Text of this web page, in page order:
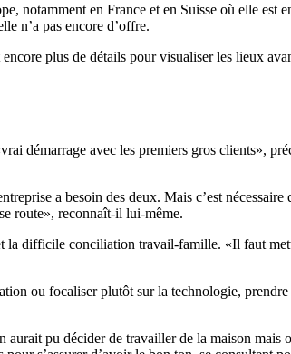
notamment en France et en Suisse où elle est
n’a pas encore d’offre.
plus de détails pour visualiser les lieux
démarrage avec les premiers gros clients»,
a besoin des deux. Mais c’est nécessaire
route», reconnaît-il lui-même.
la difficile conciliation travail-famille. «Il faut
ou focaliser plutôt sur la technologie,
pu décider de travailler de la maison mais